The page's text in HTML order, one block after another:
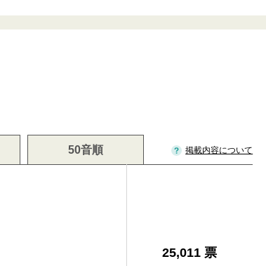
50音順 掲載内容について
25,011 票